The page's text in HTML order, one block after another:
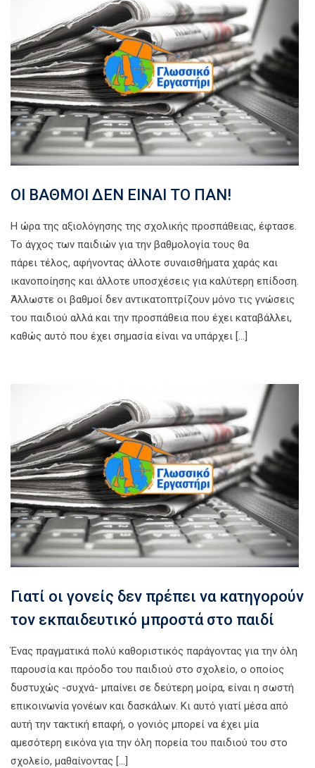
ΟΙ ΒΑΘΜΟΙ ΔΕΝ ΕΙΝΑΙ ΤΟ ΠΑΝ!
Η ώρα της αξιολόγησης της σχολικής προσπάθειας, έφτασε.
Το άγχος των παιδιών για την βαθμολογία τους θα
πάρει τέλος, αφήνοντας άλλοτε συναισθήματα χαράς και
ικανοποίησης και άλλοτε υποσχέσεις για καλύτερη επίδοση.
Άλλωστε οι βαθμοί δεν αντικατοπτρίζουν μόνο τις γνώσεις
του παιδιού αλλά και την προσπάθεια που έχει καταβάλλει,
καθώς αυτό που έχει σημασία είναι να υπάρχει […]
Γιατί οι γονείς δεν πρέπει να κατηγορούν
τον εκπαιδευτικό μπροστά στο παιδί
Ένας πραγματικά πολύ καθοριστικός παράγοντας για την όλη
παρουσία και πρόοδο του παιδιού στο σχολείο, ο οποίος
δυστυχώς -συχνά- μπαίνει σε δεύτερη μοίρα, είναι η σωστή
επικοινωνία γονέων και δασκάλων. Κι αυτό γιατί μέσα από
αυτή την τακτική επαφή, ο γονιός μπορεί να έχει μία
αμεσότερη εικόνα για την όλη πορεία του παιδιού του στο
σχολείο, μαθαίνοντας […]